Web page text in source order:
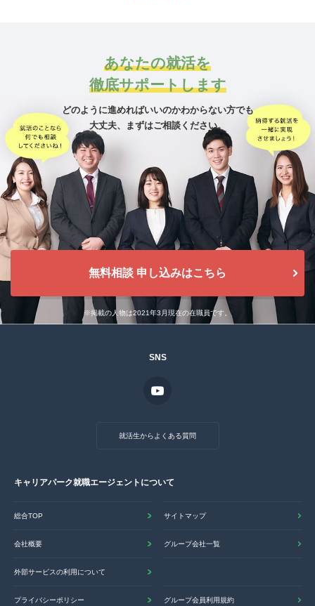
あなたの就活を
徹底サポートします
どのように進めればいいのかわからない方でも
大丈夫、
まずはご相談ください。
無料相談 申し込みはこちら
※掲載の人物は2021年3月現在の在職員です。
SNS
就活生からよくある質問
キャリアパーク就職エージェントについて
総合TOP サイトマップ
会社概要 グループ会社一覧
外部サービスの利用について
プライバシーポリシー グループ会員利用規約